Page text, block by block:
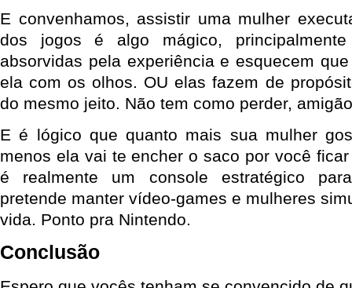
E convenhamos, assistir uma mulher
dos jogos é algo mágico,
absorvidas pela experiência e esquecem
ela com os olhos. OU elas fazem de
do mesmo jeito. Não tem como perder,
E é lógico que quanto mais sua mulher
menos ela vai te encher o saco por você
é realmente um console estratégico
pretende manter vídeo-games e mulheres
vida. Ponto pra Nintendo.
Conclusão